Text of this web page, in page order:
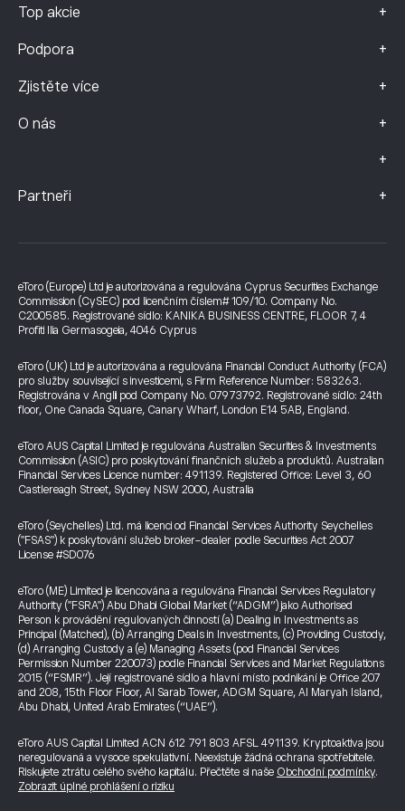
Top akcie +
Podpora +
Zjistěte více +
O nás +
+
Partneři +
eToro (Europe) Ltd je autorizována a regulována Cyprus Securities Exchange
Commission (CySEC) pod licenčním číslem# 109/10. Company No.
C200585. Registrované sídlo: KANIKA BUSINESS CENTRE, FLOOR 7, 4
Profiti Ilia Germasogeia, 4046 Cyprus
eToro (UK) Ltd je autorizována a regulována Financial Conduct Authority (FCA)
pro služby související s investicemi, s Firm Reference Number: 583263.
Registrována v Anglii pod Company No. 07973792. Registrované sídlo: 24th
floor, One Canada Square, Canary Wharf, London E14 5AB, England.
eToro AUS Capital Limited je regulována Australian Securities & Investments
Commission (ASIC) pro poskytování finančních služeb a produktů. Australian
Financial Services Licence number: 491139. Registered Office: Level 3, 60
Castlereagh Street, Sydney NSW 2000, Australia
eToro (Seychelles) Ltd. má licenci od Financial Services Authority Seychelles
("FSAS") k poskytování služeb broker-dealer podle Securities Act 2007
License #SD076
eToro (ME) Limited je licencována a regulována Financial Services Regulatory
Authority ("FSRA") Abu Dhabi Global Market (“ADGM”) jako Authorised
Person k provádění regulovaných činností (a) Dealing in Investments as
Principal (Matched), (b) Arranging Deals in Investments, (c) Providing Custody,
(d) Arranging Custody a (e) Managing Assets (pod Financial Services
Permission Number 220073) podle Financial Services and Market Regulations
2015 (“FSMR”). Její registrované sídlo a hlavní místo podnikání je Office 207
and 208, 15th Floor Floor, Al Sarab Tower, ADGM Square, Al Maryah Island,
Abu Dhabi, United Arab Emirates (“UAE”).
eToro AUS Capital Limited ACN 612 791 803 AFSL 491139. Kryptoaktiva jsou
neregulovaná a vysoce spekulativní. Neexistuje žádná ochrana spotřebitele.
Riskujete ztrátu celého svého kapitálu. Přečtěte si naše Obchodní podmínky.
Zobrazit úplné prohlášení o riziku